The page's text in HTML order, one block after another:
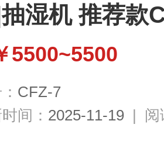
湿机 推荐款
5500~5500
CFZ-7
间： 2025-11-19 | 阅